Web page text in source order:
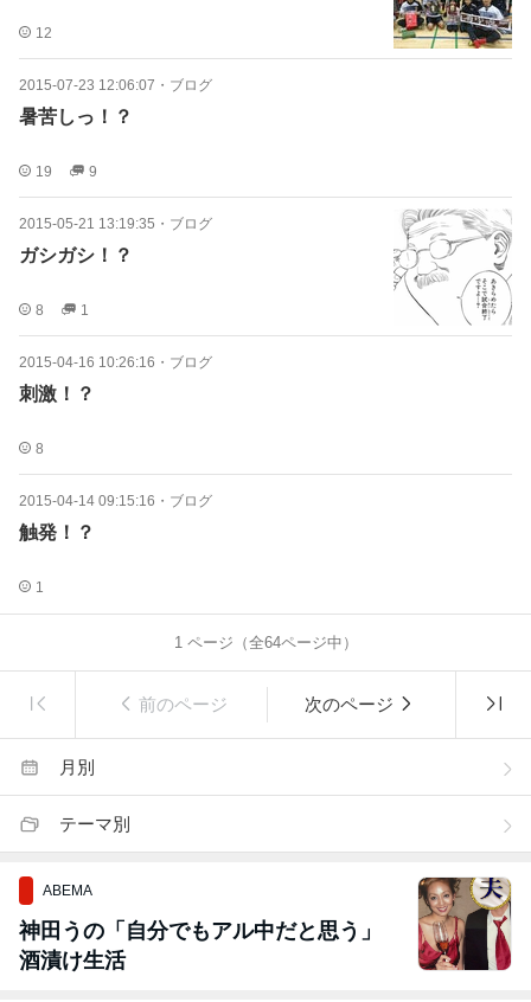
12
2015-07-23 12:06:07 ・ ブログ
暑苦しっ！？
19 9
2015-05-21 13:19:35 ・ ブログ
ガシガシ！？
8 1
2015-04-16 10:26:16 ・ ブログ
刺激！？
8
2015-04-14 09:15:16 ・ ブログ
触発！？
1
1ページ（全64ページ中）
前のページ 次のページ
月別
テーマ別
ABEMA
神田うの「自分でもアル中だと思う」
酒漬け生活